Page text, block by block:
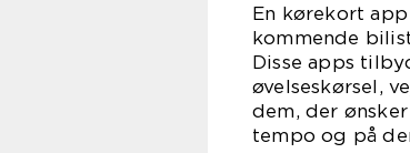
En kørekort
kommende
Disse apps
øvelseskørsel,
dem, der
tempo og på